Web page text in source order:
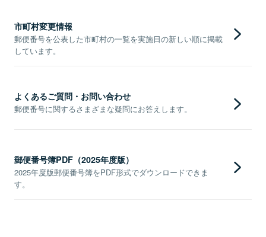
市町村変更情報
郵便番号を公表した市町村の一覧を実施日の新しい順に掲載
しています。
よくあるご質問・お問い合わせ
郵便番号に関するさまざまな疑問にお答えします。
郵便番号簿PDF（2025年度版）
2025年度版郵便番号簿をPDF形式でダウンロードできま
す。